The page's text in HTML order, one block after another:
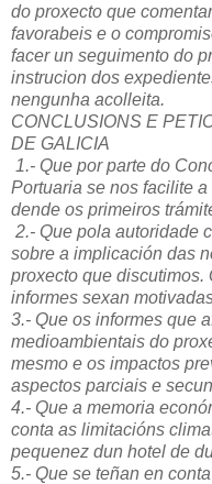
do proxecto que
favorabeis e o
facer un seguimento do
instrucion dos
nengunha acolleita.
CONCLUSIONS E
DE GALICIA
1.- Que por parte do
Portuaria se nos facilite
dende os primeiros
2.- Que pola autoridade
sobre a implicación das
proxecto que
informes sexan
3.- Que os informes que
medioambientais do
mesmo e os impactos
aspectos parciais e
4.- Que a memoria
conta as limitacións
pequenez dun hotel de
5.- Que se teñan en